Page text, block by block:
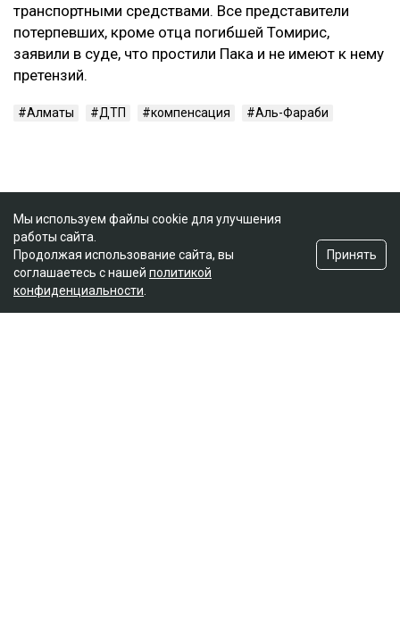
транспортными средствами. Все представители
потерпевших, кроме отца погибшей Томирис,
заявили в суде, что простили Пака и не имеют к нему
претензий.
Алматы ДТП компенсация Аль-Фараби
Мы используем файлы cookie для улучшения
работы сайта.
Продолжая использование сайта, вы
соглашаетесь с нашей политикой
конфиденциальности
Принять